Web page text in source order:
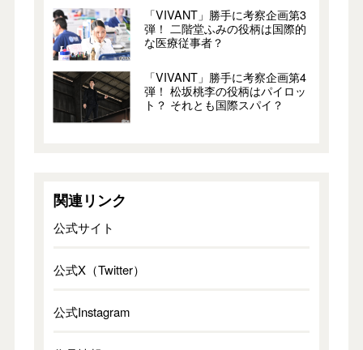
「VIVANT」勝手に考察企画第3
弾！ 二階堂ふみの役柄は国際的
な医療従事者？
「VIVANT」勝手に考察企画第4
弾！ 松坂桃李の役柄はパイロッ
ト？ それとも国際スパイ？
関連リンク
公式サイト
公式X（Twitter）
公式Instagram